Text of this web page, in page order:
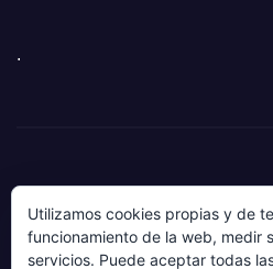
.
Utilizamos cookies propias y de
funcionamiento de la web, medir
servicios. Puede aceptar todas